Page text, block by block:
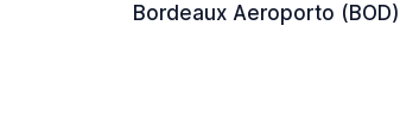
Bordeaux Aeroporto (BOD)